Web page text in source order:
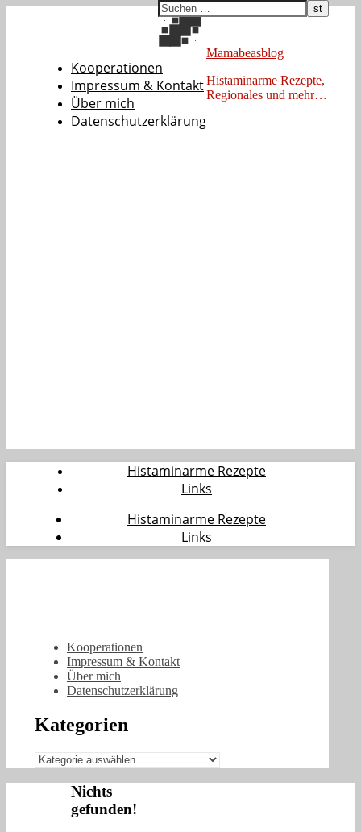
Kooperationen
Impressum & Kontakt
Über mich
Datenschutzerklärung
Mamabeasblog
Histaminarme Rezepte,
Regionales und mehr…
Histaminarme Rezepte
Links
Histaminarme Rezepte
Links
Kooperationen
Impressum & Kontakt
Über mich
Datenschutzerklärung
Kategorien
Kategorien
Nichts
gefunden!